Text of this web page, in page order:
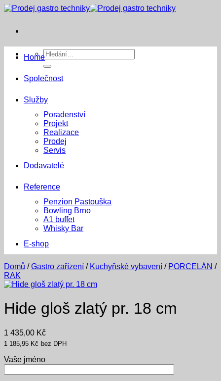
Přeskočit
Hledat:
Home
Společnost
Služby
Poradenství
Projekt
Realizace
Prodej
Servis
Dodavatelé
Reference
Penzion Pastouška
Bowling Brno
A1 buffet
Whisky Bar
E-shop
Domů / Gastro zařízení / Kuchyňské vybavení / PORCELÁN /
RAK
Hide gloš zlatý pr. 18 cm
1 435,00 Kč
1 185,95 Kč bez DPH
Vaše jméno